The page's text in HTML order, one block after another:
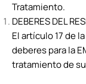
Tratamiento.
DEBERES DEL
El artículo 17 de
deberes para la
tratamiento de